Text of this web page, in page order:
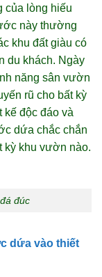
của lòng hiếu
này thường
khu đất giàu có
du khách. Ngày
năng sân vườn
rũ cho bất kỳ
kế độc đáo và
dứa chắc chắn
kỳ khu vườn nào.
đúc
dứa vào thiết